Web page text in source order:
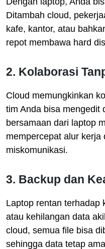
Ditambah cloud,
kafe, kantor, atau
repot membawa hard
2. Kolaborasi
Cloud memungkinkan
tim Anda bisa mengedit
bersamaan dari laptop
mempercepat alur kerja
miskomunikasi.
3. Backup dan
Laptop rentan terhadap
atau kehilangan data
cloud, semua file bisa
sehingga data tetap